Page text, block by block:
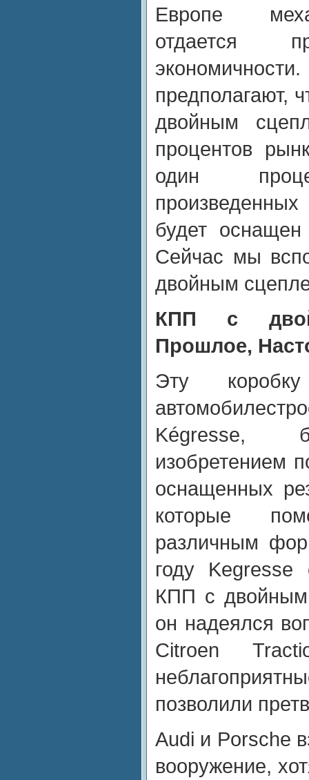
Европе
отдается
предполагают,
двойным
процентов
один
будет
Сейчас мы
двойным
КПП с
Прошлое,
Эту
Kégresse,
изобретением
оснащенных
которые
различным
году
КПП с двойным
он надеялся
Citroen
позволили
Audi и Porsche
вооружение,